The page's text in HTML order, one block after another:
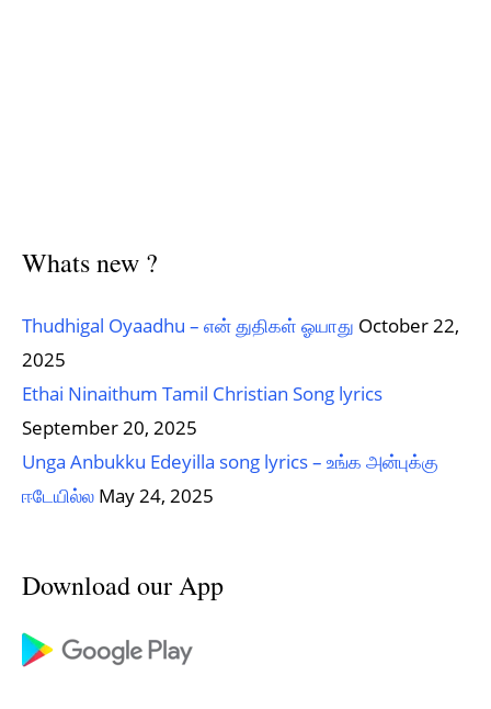
Whats new ?
Thudhigal Oyaadhu – என் துதிகள் ஓயாது October 22,
2025
Ethai Ninaithum Tamil Christian Song lyrics
September 20, 2025
Unga Anbukku Edeyilla song lyrics – உங்க அன்புக்கு
ஈடேயில்ல May 24, 2025
Download our App